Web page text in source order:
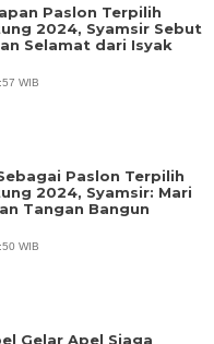
Paslon Terpilih
2024, Syamsir Sebut
Selamat dari Isyak
WIB
Paslon Terpilih
2024, Syamsir: Mari
Tangan Bangun
WIB
Gelar Apel Siaga